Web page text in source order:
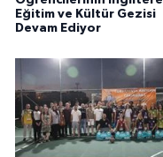
Eğitim ve Kültür Gezisi
Devam Ediyor